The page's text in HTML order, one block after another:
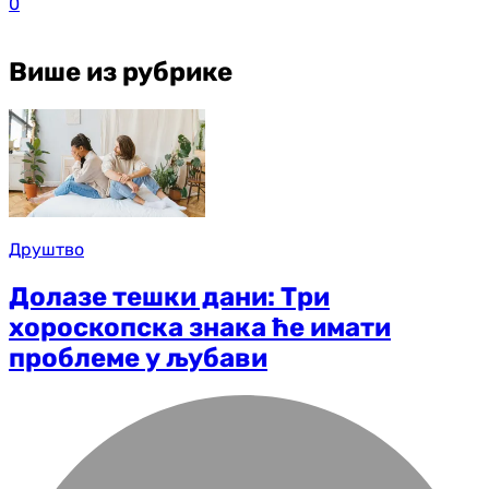
0
Више из рубрике
Друштво
Долазе тешки дани: Три
хороскопска знака ће имати
проблеме у љубави